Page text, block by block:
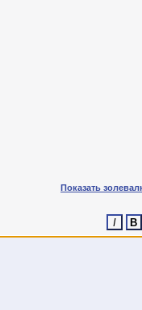
Показать
B
I